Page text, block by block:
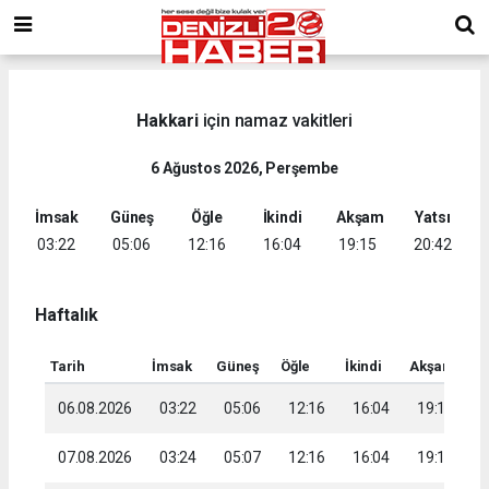
Hakkariiçin namaz vakitleri
6 Ağustos 2026, Perşembe
İmsak
03:22
Güneş
05:06
Öğle
12:16
İkindi
16:04
Akşam
19:15
Yatsı
20:42
Haftalık
Tarih İmsak Güneş Öğle İkindi Akşam
06.08.2026 03:22 05:06 12:16 16:04 19:15
07.08.2026 03:24 05:07 12:16 16:04 19:14